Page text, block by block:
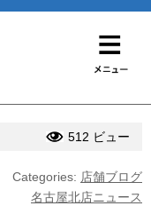
512 ビュー
Categories: 店舗ブログ
名古屋北店ニュース